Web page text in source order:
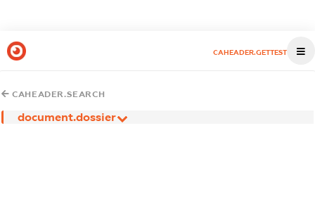
CAHEADER.GETTEST
CAHEADER.SEARCH
document.dossier